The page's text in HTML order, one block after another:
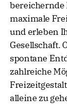
bereichernde
maximale
und erleben
Gesellschaft.
spontane
zahlreiche
alleine zu